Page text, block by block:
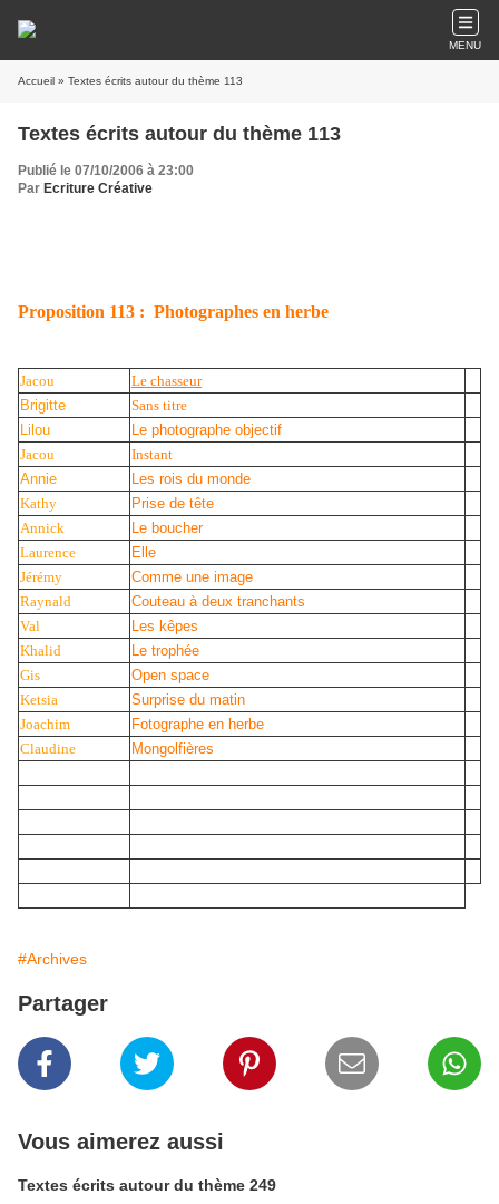
MENU
Accueil » Textes écrits autour du thème 113
Textes écrits autour du thème 113
Publié le 07/10/2006 à 23:00
Par Ecriture Créative
Proposition 113 : Photographes en herbe
Jacou
Le chasseur
Brigitte
Sans titre
Lilou
Le photographe objectif
Jacou
Instant
Annie
Les rois du monde
Kathy
Prise de tête
Annick
Le boucher
Laurence
Elle
Jérémy
Comme une image
Raynald
Couteau à deux tranchants
Val
Les kêpes
Khalid
Le trophée
Gis
Open space
Ketsia
Surprise du matin
Joachim
Fotographe en herbe
Claudine
Mongolfières
#Archives
Partager
Vous aimerez aussi
Textes écrits autour du thème 249